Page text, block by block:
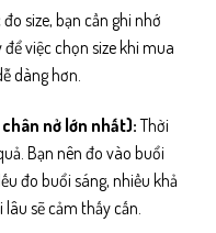
size, bạn cần ghi nhớ
việc chọn size khi mua
dàng hơn.
nở lớn nhất):Thời
Bạn nên đo vào buổi
đo buổi sáng, nhiều khả
sẽ cảm thấy cấn.